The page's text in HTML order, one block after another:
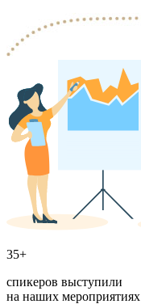
35+
спикеров выступили
на наших мероприятиях